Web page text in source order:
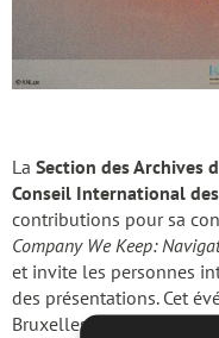
La Section des Archives
Conseil International
contributions pour sa
Company We Keep:
et invite les personnes
des présentations. Cet
Bruxelles les